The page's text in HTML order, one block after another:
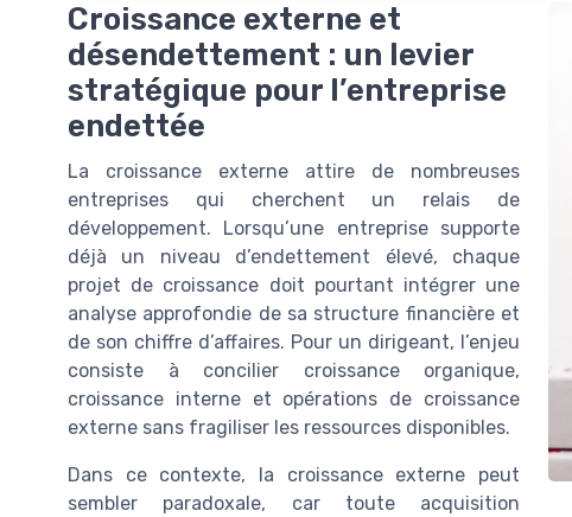
Croissance externe et
désendettement : un levier
stratégique pour l’entreprise
endettée
La croissance externe attire de nombreuses
entreprises qui cherchent un relais de
développement. Lorsqu’une entreprise supporte
déjà un niveau d’endettement élevé, chaque
projet de croissance doit pourtant intégrer une
analyse approfondie de sa structure financière et
de son chiffre d’affaires. Pour un dirigeant, l’enjeu
consiste à concilier croissance organique,
croissance interne et opérations de croissance
externe sans fragiliser les ressources disponibles.
Dans ce contexte, la croissance externe peut
sembler paradoxale, car toute acquisition